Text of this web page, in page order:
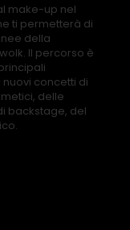
make-up nel
ti permetterà di
della
Il percorso è
concetti di
delle
backstage, del